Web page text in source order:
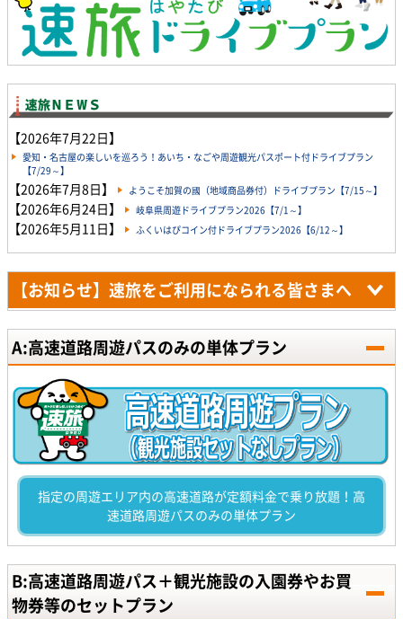
【2026年7月22日】
愛知・名古屋の楽しいを巡ろう！あいち・なごや周遊観光パスポート付ドライブプラン
【7/29～】
【2026年7月8日】 ようこそ加賀の國（地域商品券付）ドライブプラン【7/15～】
【2026年6月24日】 岐阜県周遊ドライブプラン2026【7/1～】
【2026年5月11日】 ふくいはぴコイン付ドライブプラン2026【6/12～】
【お知らせ】速旅をご利用になられる皆さまへ
A:高速道路周遊パスのみの単体プラン
指定の周遊エリア内の高速道路が定額料金で乗り放題！高
速道路周遊パスのみの単体プラン
B:高速道路周遊パス＋観光施設の入園券やお買
物券等のセットプラン